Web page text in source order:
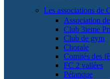
Les associations de
Association
Club 3ieme
Club de gym
Chorale
Comités des
FC 2 vallées
Pétanque